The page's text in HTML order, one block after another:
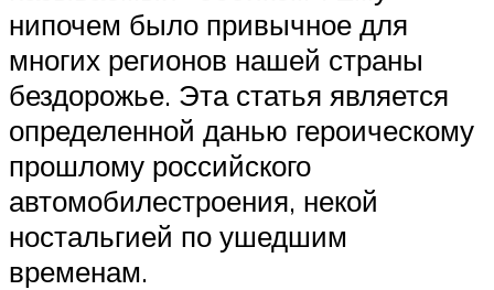
нипочем было привычное для
многих регионов нашей страны
бездорожье. Эта статья является
определенной данью героическому
прошлому российского
автомобилестроения, некой
ностальгией по ушедшим
временам.